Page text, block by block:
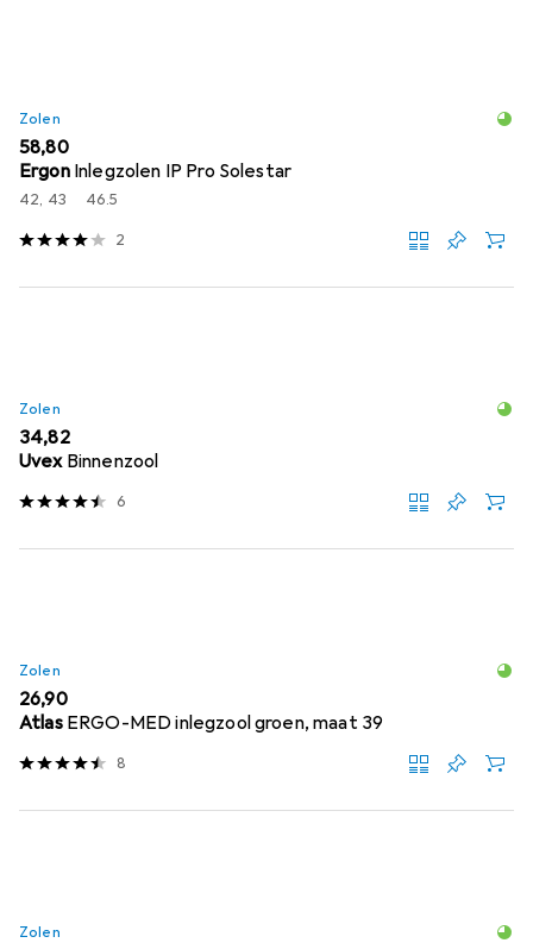
Zolen
EUR
58,80
Ergon Inlegzolen IP Pro Solestar
42, 43 46.5
2
Zolen
EUR
34,82
Uvex Binnenzool
6
Zolen
EUR
26,90
Atlas ERGO-MED inlegzool groen, maat 39
8
Zolen